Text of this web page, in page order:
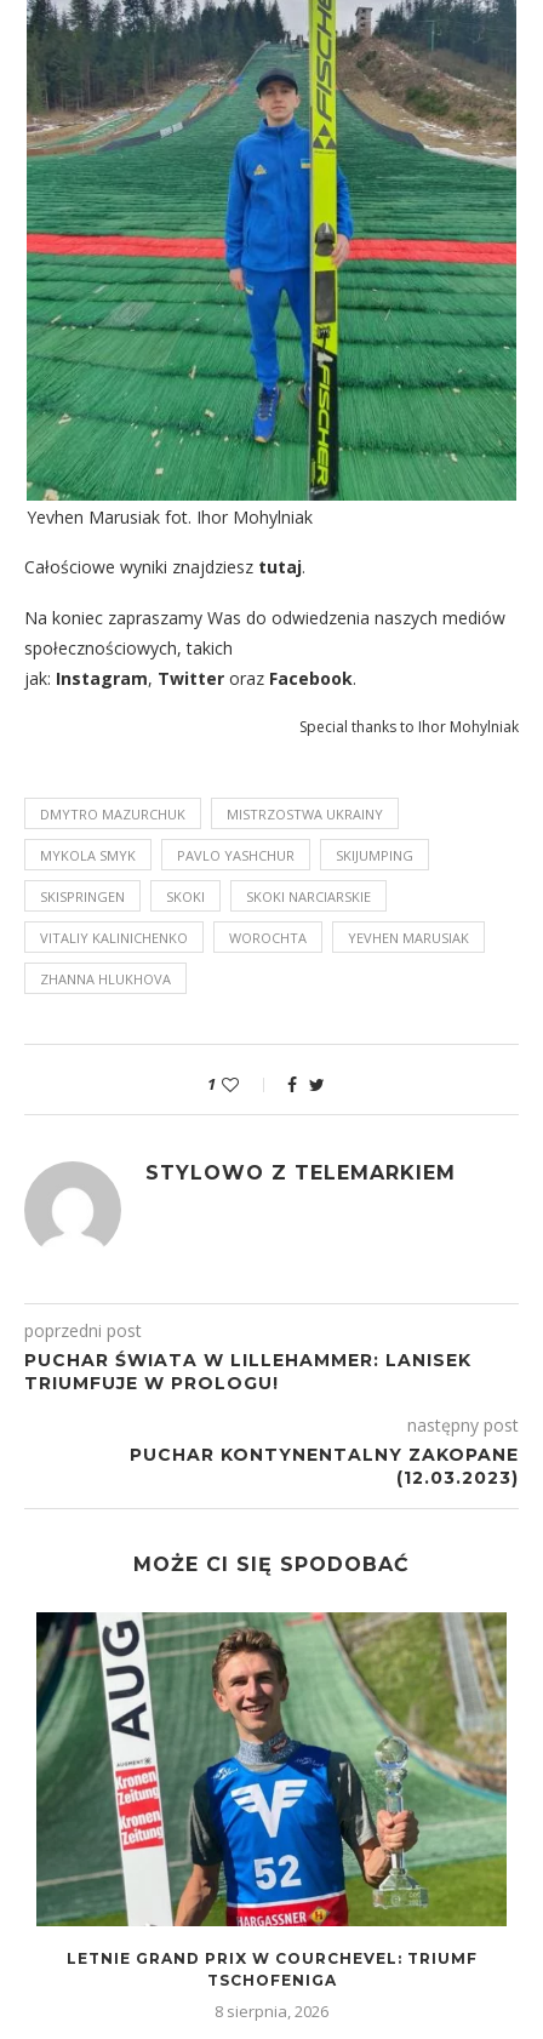
Yevhen Marusiak fot. Ihor Mohylniak
Całościowe wyniki znajdziesz tutaj.
Na koniec zapraszamy Was do odwiedzenia naszych mediów
społecznościowych, takich
jak: Instagram, Twitter oraz Facebook.
Special thanks to Ihor Mohylniak
DMYTRO MAZURCHUK MISTRZOSTWA UKRAINY
MYKOLA SMYK PAVLO YASHCHUR SKIJUMPING
SKISPRINGEN SKOKI SKOKI NARCIARSKIE
VITALIY KALINICHENKO WOROCHTA YEVHEN MARUSIAK
ZHANNA HLUKHOVA
1
STYLOWO Z TELEMARKIEM
poprzedni post
PUCHAR ŚWIATA W LILLEHAMMER: LANISEK
TRIUMFUJE W PROLOGU!
następny post
PUCHAR KONTYNENTALNY ZAKOPANE
(12.03.2023)
MOŻE CI SIĘ SPODOBAĆ
LETNIE GRAND PRIX W COURCHEVEL: TRIUMF
TSCHOFENIGA
8 sierpnia, 2026